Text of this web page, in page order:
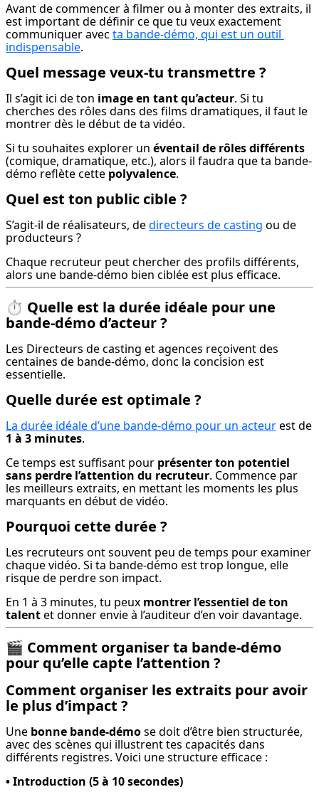
Avant de commencer à filmer ou à monter des extraits, il
est important de définir ce que tu veux exactement
communiquer avec ta bande-démo, qui est un outil
indispensable.
Quel message veux-tu transmettre ?
Il s’agit ici de ton image en tant qu’acteur. Si tu
cherches des rôles dans des films dramatiques, il faut le
montrer dès le début de ta vidéo.
Si tu souhaites explorer un éventail de rôles différents
(comique, dramatique, etc.), alors il faudra que ta bande-
démo reflète cette polyvalence.
Quel est ton public cible ?
S’agit-il de réalisateurs, de directeurs de casting ou de
producteurs ?
Chaque recruteur peut chercher des profils différents,
alors une bande-démo bien ciblée est plus efficace.
⏱️ Quelle est la durée idéale pour une
bande-démo d’acteur ?
Les Directeurs de casting et agences reçoivent des
centaines de bande-démo, donc la concision est
essentielle.
Quelle durée est optimale ?
La durée idéale d’une bande-démo pour un acteur
1 à 3 minutes.
Ce temps est suffisant pour présenter ton potentiel
sans perdre l’attention du recruteur. Commence par
les meilleurs extraits, en mettant les moments les plus
marquants en début de vidéo.
Pourquoi cette durée ?
Les recruteurs ont souvent peu de temps pour examiner
chaque vidéo. Si ta bande-démo est trop longue, elle
risque de perdre son impact.
En 1 à 3 minutes, tu peux montrer l’essentiel de ton
talent et donner envie à l’auditeur d’en voir davantage.
🎬 Comment organiser ta bande-démo
pour qu’elle capte l’attention ?
Comment organiser les extraits pour avoir
le plus d’impact ?
Une bonne bande-démo se doit d’être bien structurée,
avec des scènes qui illustrent tes capacités dans
différents registres. Voici une structure efficace :
• Introduction (5 à 10 secondes)